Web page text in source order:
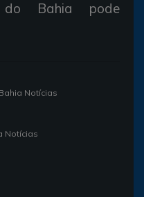
Bahia pode
Notícias
Notícias